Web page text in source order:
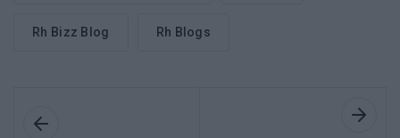
Rh Bizz Blog Rh Blogs